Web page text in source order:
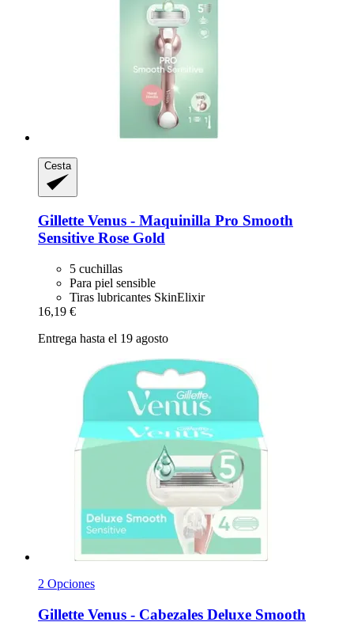
Cesta
Gillette Venus -​ Maquinilla Pro Smooth
Sensitive Rose Gold
5 cuchillas
Para piel sensible
Tiras lubricantes SkinElixir
16,19 €
Entrega hasta el 19 agosto
2 Opciones
Gillette Venus -​ Cabezales Deluxe Smooth